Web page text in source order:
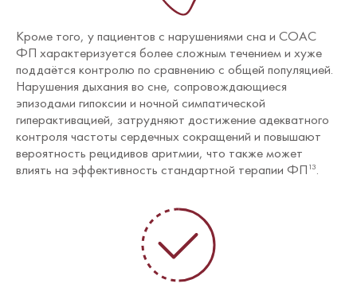
Кроме того, у пациентов с нарушениями сна и СОАС
ФП характеризуется более сложным течением и хуже
поддаётся контролю по сравнению с общей популяцией.
Нарушения дыхания во сне, сопровождающиеся
эпизодами гипоксии и ночной симпатической
гиперактивацией, затрудняют достижение адекватного
контроля частоты сердечных сокращений и повышают
вероятность рецидивов аритмии, что также может
влиять на эффективность стандартной терапии ФП 13.